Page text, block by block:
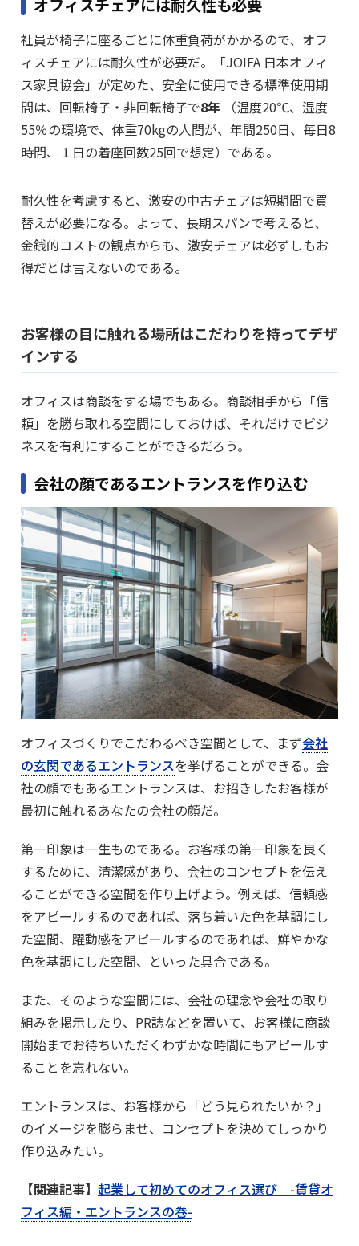
オフィスチェアには耐久性も必要
社員が椅子に座るごとに体重負荷がかかるので、オフ
ィスチェアには耐久性が必要だ。「JOIFA 日本オフィ
ス家具協会」が定めた、安全に使用できる標準使用期
間は、回転椅子・非回転椅子で8年 （温度20℃、湿度
55％の環境で、体重70kgの人間が、年間250日、毎日8
時間、１日の着座回数25回で想定）である。
耐久性を考慮すると、激安の中古チェアは短期間で買
替えが必要になる。よって、長期スパンで考えると、
金銭的コストの観点からも、激安チェアは必ずしもお
得だとは言えないのである。
お客様の目に触れる場所はこだわりを持ってデザ
インする
オフィスは商談をする場でもある。商談相手から「信
頼」を勝ち取れる空間にしておけば、それだけでビジ
ネスを有利にすることができるだろう。
会社の顔であるエントランスを作り込む
オフィスづくりでこだわるべき空間として、まず会社
の玄関であるエントランスを挙げることができる。会
社の顔でもあるエントランスは、お招きしたお客様が
最初に触れるあなたの会社の顔だ。
第一印象は一生ものである。お客様の第一印象を良く
するために、清潔感があり、会社のコンセプトを伝え
ることができる空間を作り上げよう。例えば、信頼感
をアピールするのであれば、落ち着いた色を基調にし
た空間、躍動感をアピールするのであれば、鮮やかな
色を基調にした空間、といった具合である。
また、そのような空間には、会社の理念や会社の取り
組みを掲示したり、PR誌などを置いて、お客様に商談
開始までお待ちいただくわずかな時間にもアピールす
ることを忘れない。
エントランスは、お客様から「どう見られたいか？」
のイメージを膨らませ、コンセプトを決めてしっかり
作り込みたい。
【関連記事】 起業して初めてのオフィス選び -賃貸オ
フィス編・エントランスの巻-